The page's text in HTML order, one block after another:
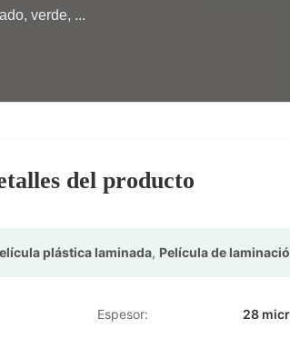
verde, ...
del producto
plástica laminada, Película de
Espesor: 28